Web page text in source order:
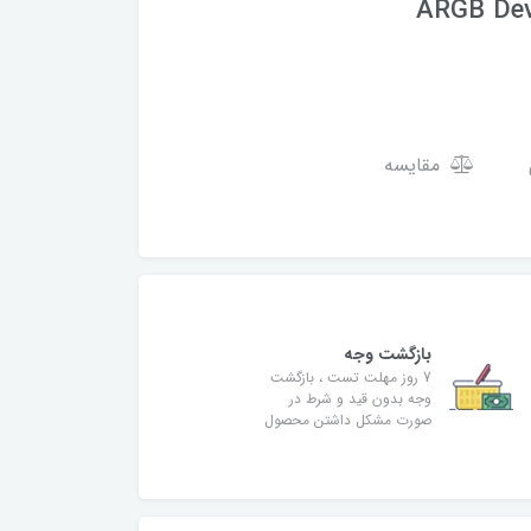
ARGB
مقایسه
بازگشت وجه
7 روز مهلت تست ، بازگشت
وجه بدون قید و شرط در
صورت مشکل داشتن محصول